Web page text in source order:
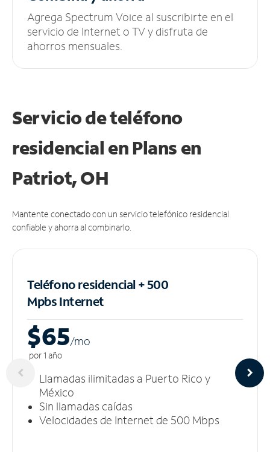
Agrega Spectrum Voice al suscribirte en el
servicio de Internet o TV y disfruta de
ahorros mensuales.
Servicio de teléfono
residencial en Plans en
Patriot, OH
Mantente conectado con un servicio telefónico residencial
confiable y ahorra al combinarlo.
Teléfono residencial + 500
MpbsInternet
$65/mo
por 1 año
Llamadas ilimitadas a Puerto Rico y
México
Sin llamadas caídas
Velocidades de Internet de 500 Mbps